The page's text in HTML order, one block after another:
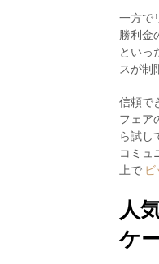
一方で
勝利金
といっ
スが制
信頼で
フェア
ら試し
コミュ
上で
人
ケ